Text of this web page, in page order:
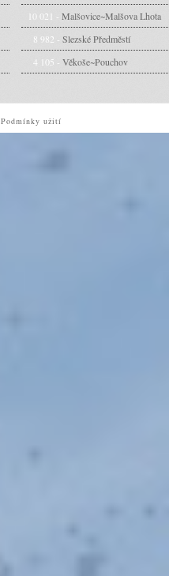
10 021 - Malšovice~Malšova Lhota
8 982 - Slezské Předměstí
4 105 - Věkoše~Pouchov
Podmínky užití